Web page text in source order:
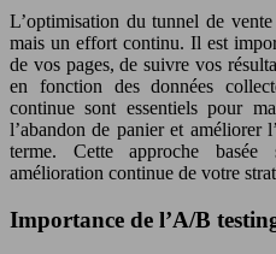
L’optimisation du tunnel de
mais un effort continu. Il est
de vos pages, de suivre vos
en fonction des données
continue sont essentiels pour
l’abandon de panier et améliorer
terme. Cette approche
amélioration continue de votre
Importance de l’A/B